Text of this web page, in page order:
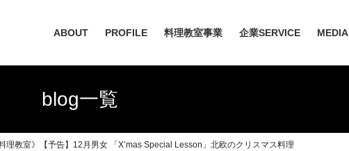
ABOUT PROFILE 料理教室事業 企業SERVICE MEDIA
blog一覧
理教室》【予告】12月男女 「X’mas Special Lesson」北欧のクリスマス料理